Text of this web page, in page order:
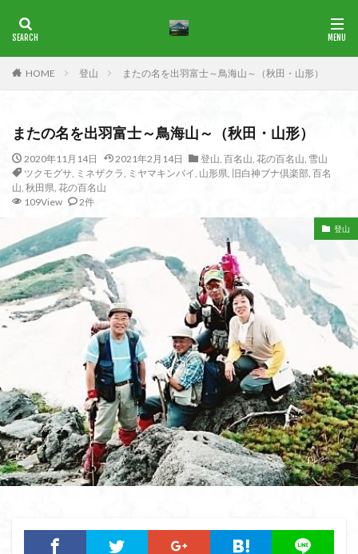
HOME 登山 またの名を出羽富士～鳥海山～（秋田・山形）
またの名を出羽富士～鳥海山～（秋田・山形）
2020年11月14日 2021年2月14日 登山, 百名山, 花の百名山, 雪山
ツクモグサ, ミネザクラ, ミヤマキンバイ, 山形県, 旧白神ブナ倶楽部, 百名
山, 秋田県, 花の百名山
109View
2件
登山
カテゴリー
1965年 横尾山 津軽富士 津軽半島
津軽
津和野
歴史
武蔵御嶽神社 武蔵丘陵 武山
榊山
流紋岩 森田山
棚山
桧枝岐
桐生市 桐の花 桃畑
桃源郷
根室海峡
栃木県 林道 松崎町
東近江市
活火山 東京都
物見山
登山 男山 甲賀
由比
猿投山 猪狩神社
猪狩山
猪の鼻ガ岳
狸山 物語山 物見岩
燕岳
浅間山
熊野古道 焚火 滝
滋賀県
源流
源氏物語 湿原 湖東 湖北
湖
港区
渡良瀬遊水地 清水 深田久弥
東峰
机
白髭神社 山小屋 崇台山
島根県
岐阜県
山火事 山椒 山梨県
山梨百名山